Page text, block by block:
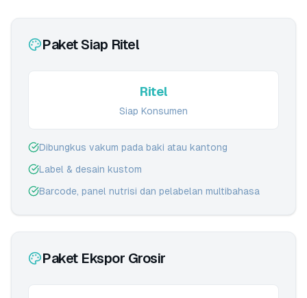
Paket Siap Ritel
Ritel
Siap Konsumen
Dibungkus vakum pada baki atau kantong
Label & desain kustom
Barcode, panel nutrisi dan pelabelan multibahasa
Paket Ekspor Grosir